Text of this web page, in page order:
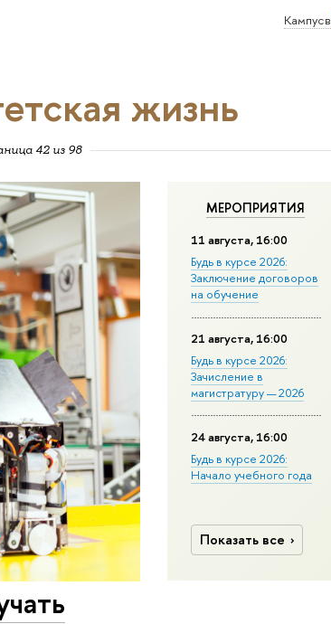
Кампус в
жизнь
42 из 98
МЕРОПРИЯТИЯ
11 августа, 16:00
Будь в курсе 2026:
Заключение договоров
на обучение
21 августа, 16:00
Будь в курсе 2026:
Зачисление в
магистратуру — 2026
24 августа, 16:00
Будь в курсе 2026:
Начало учебного года
Показать все